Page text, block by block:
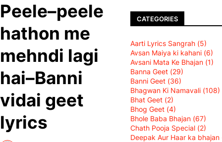
Peele–peele
hathon me
mehndi lagi
hai–Banni
vidai geet
lyrics
CATEGORIES
Aarti Lyrics Sangrah (5)
Avsan Maiya ki kahani (6)
Avsani Mata Ke Bhajan (1)
Banna Geet (29)
Banni Geet (36)
Bhagwan Ki Namavali (108)
Bhat Geet (2)
Bhog Geet (4)
Bhole Baba Bhajan (67)
Chath Pooja Special (2)
Deepak Aur Haar ka bhajan